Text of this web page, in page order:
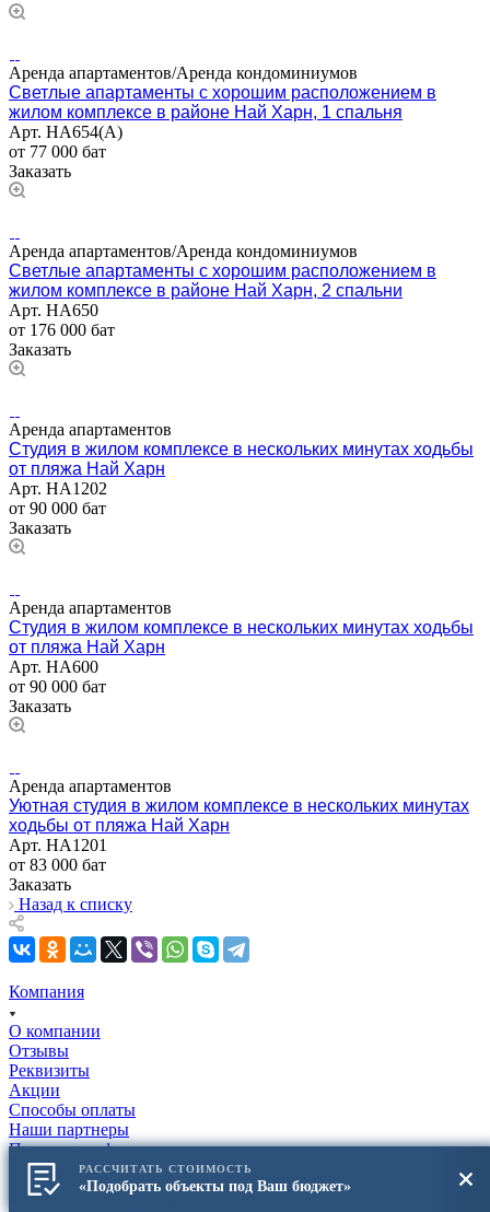
Аренда апартаментов/Аренда кондоминиумов
Светлые апартаменты с хорошим расположением в
жилом комплексе в районе Най Харн, 1 спальня
Арт. НА654(А)
от 77 000 бат
Заказать
Аренда апартаментов/Аренда кондоминиумов
Светлые апартаменты с хорошим расположением в
жилом комплексе в районе Най Харн, 2 спальни
Арт. НА650
от 176 000 бат
Заказать
Аренда апартаментов
Студия в жилом комплексе в нескольких минутах ходьбы
от пляжа Най Харн
Арт. НА1202
от 90 000 бат
Заказать
Аренда апартаментов
Студия в жилом комплексе в нескольких минутах ходьбы
от пляжа Най Харн
Арт. НА600
от 90 000 бат
Заказать
Аренда апартаментов
Уютная студия в жилом комплексе в нескольких минутах
ходьбы от пляжа Най Харн
Арт. НА1201
от 83 000 бат
Заказать
Назад к списку
Компания
О компании
Отзывы
Реквизиты
Акции
Способы оплаты
Наши партнеры
Полезная информация
Каталог
РАССЧИТАТЬ СТОИМОСТЬ
«Подобрать объекты под Ваш бюджет»